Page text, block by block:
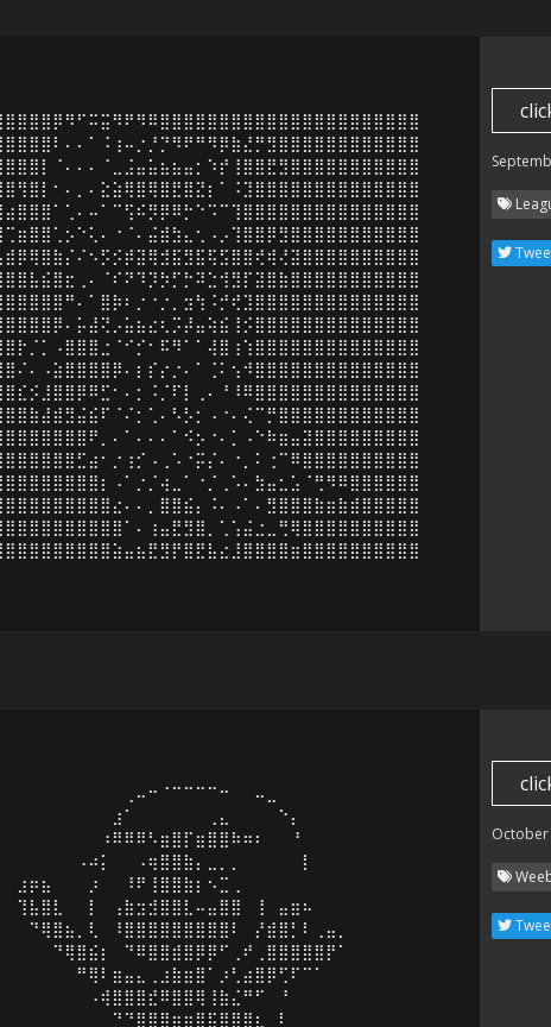
⠀⠀⠀⠀⠀⠀⠀⠀⠀⠀⢀⠤⠒⠈⠉⠉⠉⠉⠒⠀⠀⠤⣀⠀⠀⠀⠀⠀⠀⠀
⠀⠀⠀⠀⠀⠀⠀⠀⠀⣰⠁⠀⠀⠀⠀⠀⠀⢀⣄⠀⠀⠀⠀⠑⡄⠀⠀⠀⠀⠀
⠀⠀⠀⠀⠀⠀⠀⠀⠰⠿⠿⠿⠣⣶⣿⡏⣶⣿⣿⠷⠶⠆⠀⠀⠘⠀⠀⠀⠀⠀
⠀⠀⠀⠀⠀⠀⠠⠴⡅⠀⠀⠠⢶⣿⣿⣷⡄⣀⡀⡀⠀⠀⠀⠀⠀⡇⠀⠀⠀⠀
⠀⣰⡶⣦⠀⠀⠀⡰⠀⠀⠸⠟⢸⣿⣿⣷⡆⠢⣉⢀⠀⠀⠀⠀⠀⠀⠀⠀⠀⠀
⠀⢹⣧⣿⣇⠀⠀⡇⠀⢠⣷⣲⣺⣿⣿⣇⠤⣤⣿⣿⠀⢸⠀⣤⣶⠦⠀⠀⠀⠀
⠀⠀⠙⢿⣿⣦⡀⢇⠀⠸⣿⣿⣿⣿⣿⣿⣿⣿⣿⠇⠀⡜⣾⣿⡃⠇⢀⣤⡀⠀
⠀⠀⠀⠀⠙⢿⣿⣮⡆⠀⠙⠿⣿⣿⣾⣿⡿⡿⠋⢀⠞⢀⣿⣿⣿⣿⣿⡟⠁⠀
⠀⠀⠀⠀⠀⠀⠛⢿⠇⣶⣤⣄⢀⣰⣷⣶⣿⠁⡰⢃⣴⣿⡿⢋⠏⠉⠁⠀⠀⠀
⠀⠀⠀⠀⠀⠀⠀⠠⢾⣿⣿⣿⣞⠿⣿⣿⢿⢸⣷⣌⠛⠋⠀⠘⠀⠀⠀⠀⠀⠀
⠀⠀⠀⠀⠀⠀⠀⠀⠀⠙⠙⣿⣿⣿⣶⣶⣿⣯⣿⣿⣿⣆⠀⠇⠀⠀⠀⠀⠀⠀
October